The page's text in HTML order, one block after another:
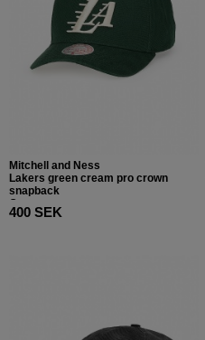
Mitchell and Ness
Lakers green cream pro crown
snapback
Green cream
400 SEK